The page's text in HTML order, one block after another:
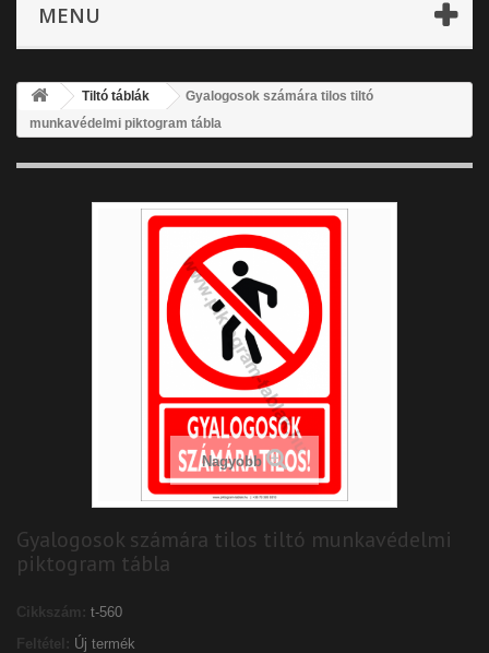
MENU
Tiltó táblák
Gyalogosok számára tilos tiltó
munkavédelmi piktogram tábla
Nagyobb
Gyalogosok számára tilos tiltó munkavédelmi
piktogram tábla
Cikkszám: t-560
Feltétel: Új termék